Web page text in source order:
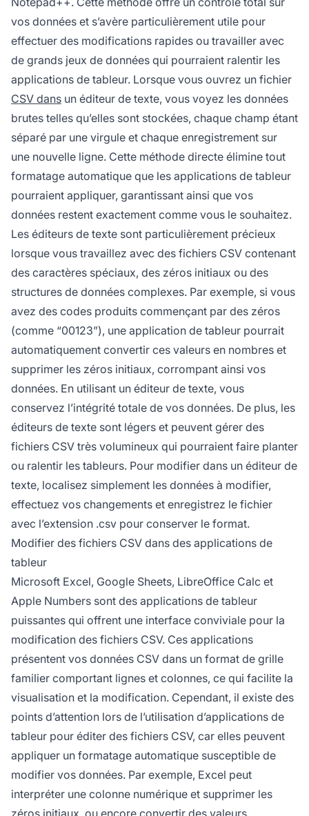
vos données et s’avère particulièrement utile pour
effectuer des modifications rapides ou travailler avec
de grands jeux de données qui pourraient ralentir les
applications de tableur. Lorsque vous ouvrez un fichier
CSV dans un éditeur de texte, vous voyez les données
brutes telles qu’elles sont stockées, chaque champ étant
séparé par une virgule et chaque enregistrement sur
une nouvelle ligne. Cette méthode directe élimine tout
formatage automatique que les applications de tableur
pourraient appliquer, garantissant ainsi que vos
données restent exactement comme vous le souhaitez.
Les éditeurs de texte sont particulièrement précieux
lorsque vous travaillez avec des fichiers CSV contenant
des caractères spéciaux, des zéros initiaux ou des
structures de données complexes. Par exemple, si vous
avez des codes produits commençant par des zéros
(comme “00123”), une application de tableur pourrait
automatiquement convertir ces valeurs en nombres et
supprimer les zéros initiaux, corrompant ainsi vos
données. En utilisant un éditeur de texte, vous
conservez l’intégrité totale de vos données. De plus, les
éditeurs de texte sont légers et peuvent gérer des
fichiers CSV très volumineux qui pourraient faire planter
ou ralentir les tableurs. Pour modifier dans un éditeur de
texte, localisez simplement les données à modifier,
effectuez vos changements et enregistrez le fichier
avec l’extension .csv pour conserver le format.
Modifier des fichiers CSV dans des applications de
tableur
Microsoft Excel, Google Sheets, LibreOffice Calc et
Apple Numbers sont des applications de tableur
puissantes qui offrent une interface conviviale pour la
modification des fichiers CSV. Ces applications
présentent vos données CSV dans un format de grille
familier comportant lignes et colonnes, ce qui facilite la
visualisation et la modification. Cependant, il existe des
points d’attention lors de l’utilisation d’applications de
tableur pour éditer des fichiers CSV, car elles peuvent
appliquer un formatage automatique susceptible de
modifier vos données. Par exemple, Excel peut
interpréter une colonne numérique et supprimer les
zéros initiaux, ou encore convertir des valeurs